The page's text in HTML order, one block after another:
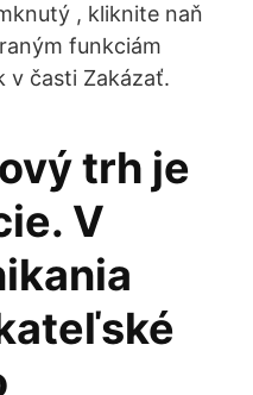
, kliknite naň
funkciám
v časti Zakázať.
trh je
V